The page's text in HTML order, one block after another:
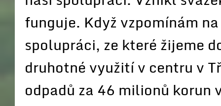
funguje. Když vzpomínám
spolupráci, ze které žijeme
druhotné využití v centru v
odpadů za 46 milionů korun